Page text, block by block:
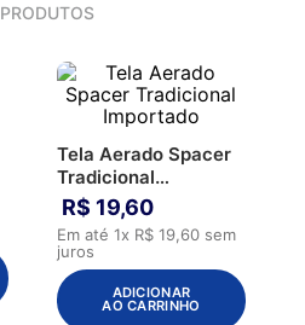
PRODUTOS
Tela Aerado Spacer
Tradicional
Importado
R$ 19,60
Em até 1x R$ 19,60 sem
juros
ADICIONAR
AO CARRINHO